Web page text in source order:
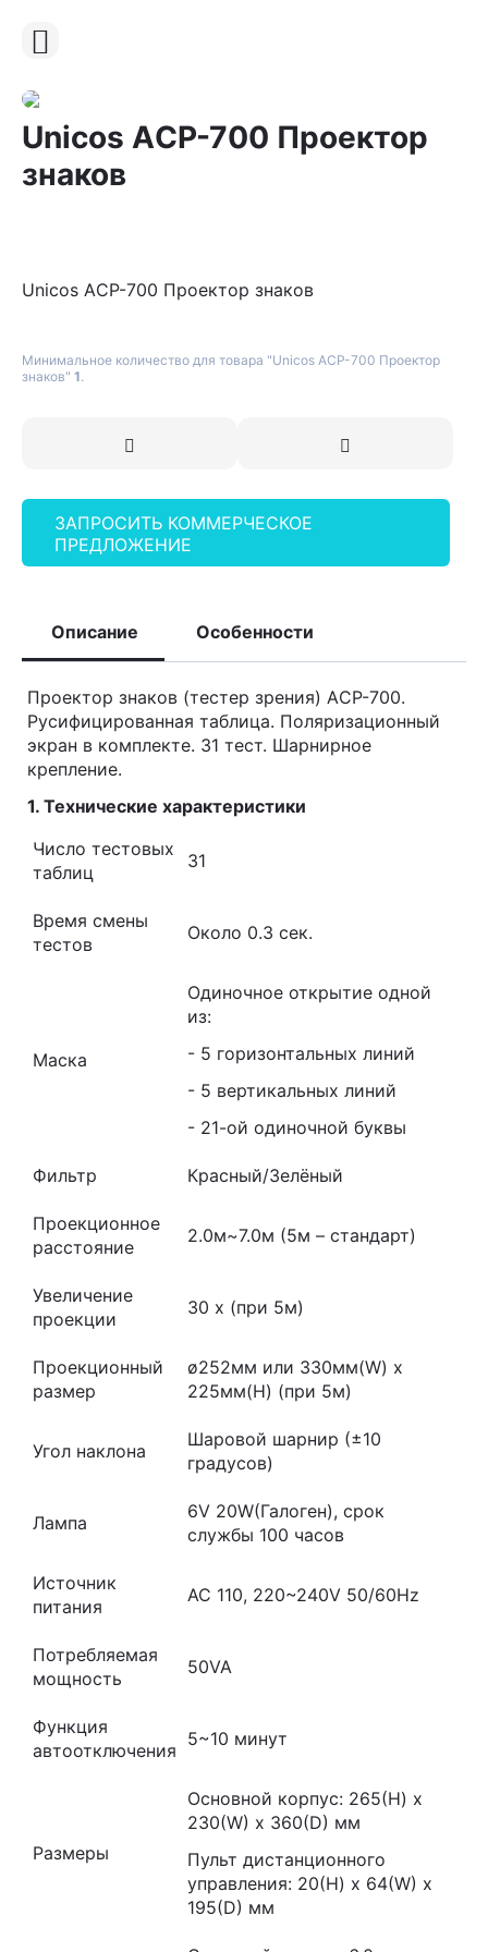
Unicos AСР-700 Проектор
знаков
Unicos AСР-700 Проектор знаков
Минимальное количество для товара "Unicos AСР-700 Проектор
знаков" 1.
ЗАПРОСИТЬ КОММЕРЧЕСКОЕ
ПРЕДЛОЖЕНИЕ
Описание Особенности
Проектор знаков (тестер зрения) AСР-700.
Русифицированная таблица. Поляризационный
экран в комплекте. 31 тест. Шарнирное
крепление.
1. Технические характеристики
Число тестовых
таблиц
31
Время смены
тестов
Около 0.3 сек.
Маска
Одиночное открытие одной
из:
- 5 горизонтальных линий
- 5 вертикальных линий
- 21-ой одиночной буквы
Фильтр Красный/Зелёный
Проекционное
расстояние
2.0м~7.0м (5м – стандарт)
Увеличение
проекции
30 x (при 5м)
Проекционный
размер
ø252мм или 330мм(W) x
225мм(H) (при 5м)
Угол наклона
Шаровой шарнир (±10
градусов)
Лампа
6V 20W(Галоген), срок
службы 100 часов
Источник
питания
AC 110, 220~240V 50/60Hz
Потребляемая
мощность
50VA
Функция
автоотключения
5~10 минут
Размеры
Основной корпус: 265(H) x
230(W) x 360(D) мм
Пульт дистанционного
управления: 20(H) x 64(W) x
195(D) мм